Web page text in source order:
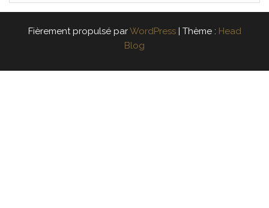
Fièrement propulsé parWordPress Thème : Head
Blog